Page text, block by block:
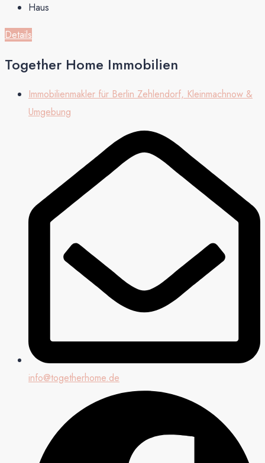
Haus
Details
Together Home Immobilien
Immobilienmakler für Berlin Zehlendorf, Kleinmachnow &
Umgebung
info@togetherhome.de